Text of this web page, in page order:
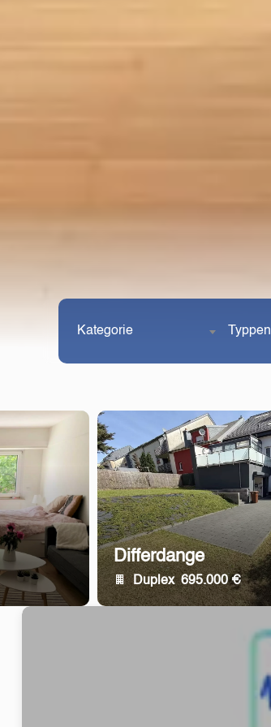
Kategorie Typpen
Differdange
Duplex 695.000 €